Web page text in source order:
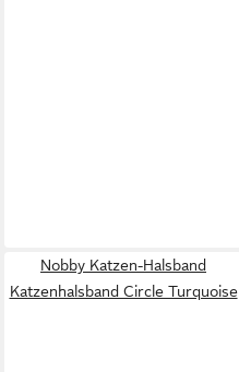
Nobby Katzen-Halsband
Katzenhalsband Circle Turquoise